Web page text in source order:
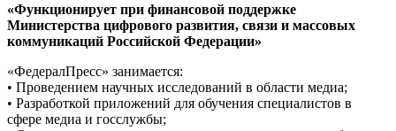
«Функционирует при финансовой поддержке
Министерства цифрового развития, связи и массовых
коммуникаций Российской Федерации»
«ФедералПресс» занимается:
• Проведением научных исследований в области медиа;
• Разработкой приложений для обучения специалистов в
сфере медиа и госслужбы;